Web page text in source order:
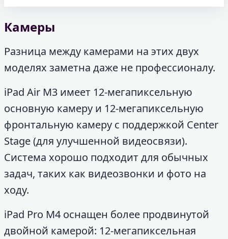
Камеры
Разница между камерами на этих двух
моделях заметна даже не профессионалу.
iPad Air M3 имеет 12-мегапиксельную
основную камеру и 12-мегапиксельную
фронтальную камеру с поддержкой Center
Stage (для улучшенной видеосвязи).
Система хорошо подходит для обычных
задач, таких как видеозвонки и фото на
ходу.
iPad Pro M4 оснащен более продвинутой
двойной камерой: 12-мегапиксельная